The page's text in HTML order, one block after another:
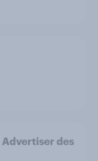
Advertiser des